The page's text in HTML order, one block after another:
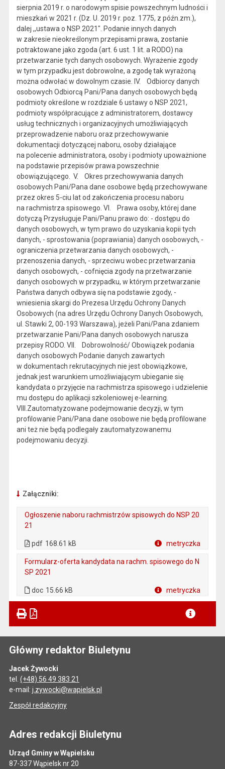
sierpnia 2019 r. o narodowym spisie powszechnym ludności i
mieszkań w 2021 r. (Dz. U. 2019 r. poz. 1775, z późn.zm.),
dalej ,,ustawa o NSP 2021". Podanie innych danych
w zakresie nieokreślonym przepisami prawa, zostanie
potraktowane jako zgoda (art. 6 ust. 1 lit. a RODO) na
przetwarzanie tych danych osobowych. Wyrażenie zgody
w tym przypadku jest dobrowolne, a zgodę tak wyrażoną
można odwołać w dowolnym czasie. IV. Odbiorcy danych
osobowych Odbiorcą Pani/Pana danych osobowych będą
podmioty określone w rozdziale 6 ustawy o NSP 2021,
podmioty współpracujące z administratorem, dostawcy
usług technicznych i organizacyjnych umożliwiających
przeprowadzenie naboru oraz przechowywanie
dokumentacji dotyczącej naboru, osoby działające
na polecenie administratora, osoby i podmioty upoważnione
na podstawie przepisów prawa powszechnie
obowiązującego. V. Okres przechowywania danych
osobowych Pani/Pana dane osobowe będą przechowywane
przez okres 5-ciu lat od zakończenia procesu naboru
na rachmistrza spisowego. VI. Prawa osoby, której dane
dotyczą Przysługuje Pani/Panu prawo do: - dostępu do
danych osobowych, w tym prawo do uzyskania kopii tych
danych, - sprostowania (poprawiania) danych osobowych, -
ograniczenia przetwarzania danych osobowych, -
przenoszenia danych, - sprzeciwu wobec przetwarzania
danych osobowych, - cofnięcia zgody na przetwarzanie
danych osobowych w przypadku, w którym przetwarzanie
Państwa danych odbywa się na podstawie zgody, -
wniesienia skargi do Prezesa Urzędu Ochrony Danych
Osobowych (na adres Urzędu Ochrony Danych Osobowych,
ul. Stawki 2, 00-193 Warszawa), jeżeli Pani/Pana zdaniem
przetwarzanie Pani/Pana danych osobowych narusza
przepisy RODO. VII. Dobrowolność/ Obowiązek podania
danych osobowych Podanie danych zawartych
w dokumentach rekrutacyjnych nie jest obowiązkowe,
jednak jest warunkiem umożliwiającym ubieganie się
kandydata o przyjęcie na rachmistrza spisowego i udzielenie
mu dostępu do aplikacji szkoleniowej e-learning.
VIII.Zautomatyzowane podejmowanie decyzji, w tym
profilowanie Pani/Pana dane osobowe nie będą profilowane
ani też nie będą podlegały zautomatyzowanemu
podejmowaniu decyzji.
Załączniki:
Ogłoszenie naboru rachmistrzów spisowych do NSP 20
21
pdf 168.61 kB metryczka
Formularz-oferta kandydata na rachm. spisowego do N
SP 2021
doc 15.66 kB metryczka
Główny redaktor Biuletynu
Jacek Żywocki
tel. (+48) 56 49 383 21
e-mail: j.zywocki@wapielsk.pl
Zespół redakcyjny
Adres redakcji Biuletynu
Urząd Gminy w Wąpielsku
87-337 Wąpielsk nr 20